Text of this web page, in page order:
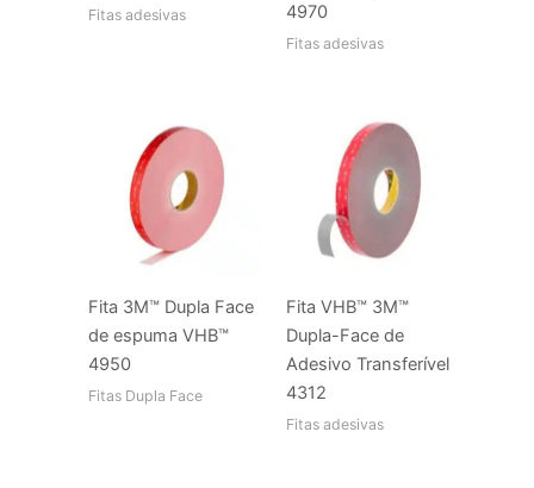
Fitas adesivas
4970
Fitas adesivas
Fita 3M™ Dupla Face
de espuma VHB™
4950
Fitas Dupla Face
Fita VHB™ 3M™
Dupla-Face de
Adesivo Transferível
4312
Fitas adesivas